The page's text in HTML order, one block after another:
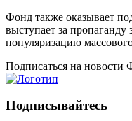
Фонд также оказывает
выступает за пропаганду
популяризацию
Подписаться на новости
Подписывайтесь